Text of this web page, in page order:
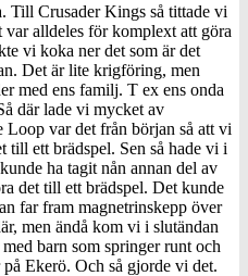
Till Crusader Kings så tittade vi
var alldeles för komplext att göra
vi koka ner det som är det
Det är lite krigföring, men
med ens familj. T ex ens onda
där lade vi mycket av
var det från början så att vi
till ett brädspel. Sen så hade vi i
ha tagit nån annan del av
det till ett brädspel. Det kunde
far fram magnetrinskepp över
men ändå kom vi i slutändan
barn som springer runt och
Ekerö. Och så gjorde vi det.